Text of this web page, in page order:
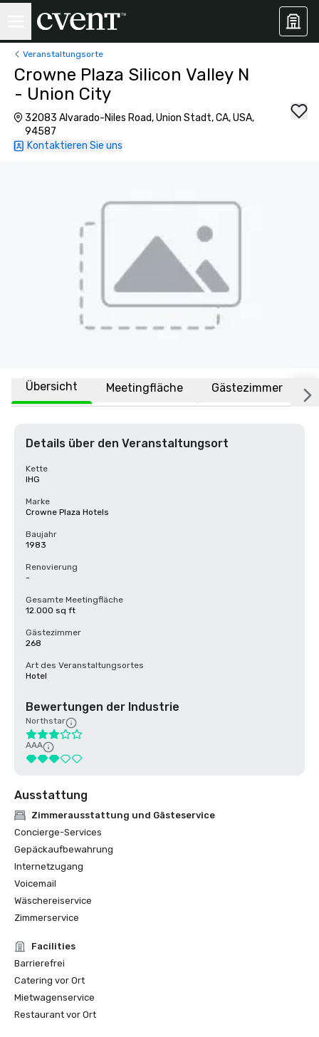
Veranstaltungsorte
Crowne Plaza Silicon Valley N
- Union City
32083 Alvarado-Niles Road, Union Stadt, CA, USA,
94587
Kontaktieren Sie uns
Übersicht Meetingfläche Gästezimmer
Details über den Veranstaltungsort
Kette
IHG
Marke
Crowne Plaza Hotels
Baujahr
1983
Renovierung
-
Gesamte Meetingfläche
12.000 sq ft
Gästezimmer
268
Art des Veranstaltungsortes
Hotel
Bewertungen der Industrie
Northstar
AAA
Ausstattung
Zimmerausstattung und Gästeservice
Concierge-Services
Gepäckaufbewahrung
Internetzugang
Voicemail
Wäschereiservice
Zimmerservice
Facilities
Barrierefrei
Catering vor Ort
Mietwagenservice
Restaurant vor Ort